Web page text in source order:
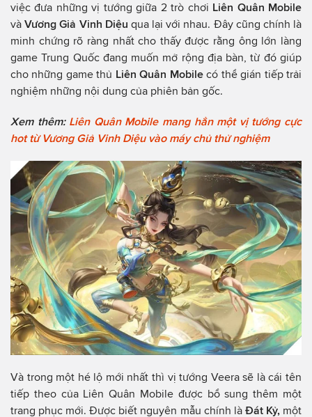
việc đưa những vị tướng giữa 2 trò chơi Liên Quân Mobile
vàVương Giả Vinh Diệu qua lại với nhau. Đây cũng chính là
minh chứng rõ ràng nhất cho thấy được rằng ông lớn làng
game Trung Quốc đang muốn mở rộng địa bàn, từ đó giúp
cho những game thủ Liên Quân Mobilecó thể gián tiếp trải
nghiệm những nội dung của phiên bản gốc.
Xem thêm: Liên Quân Mobile mang hẳn một vị tướng cực
hot từ Vương Giả Vinh Diệu vào máy chủ thử nghiệm
Và trong một hé lộ mới nhất thì vị tướng Veera sẽ là cái tên
tiếp theo của Liên Quân Mobile được bổ sung thêm một
trang phục mới. Được biết nguyên mẫu chính là Đát Kỷ, một